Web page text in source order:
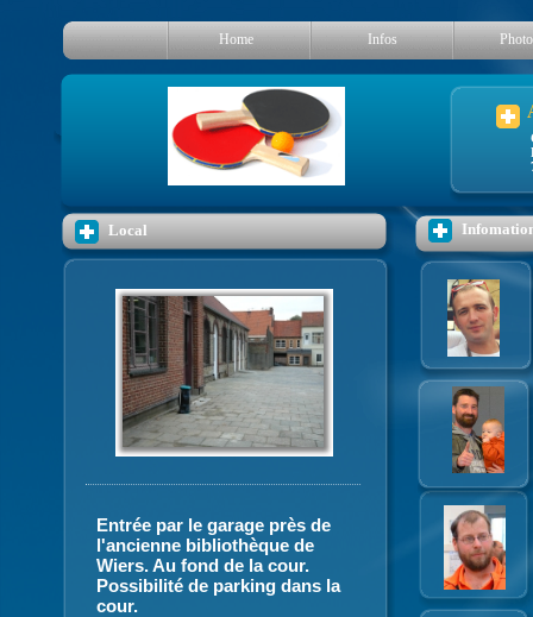
Local
Entrée par le garage près de
l'ancienne bibliothèque de
Wiers. Au fond de la cour.
Possibilité de parking dans la
cour.
Home Infos